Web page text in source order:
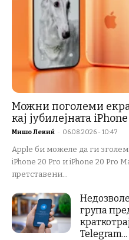
Можни поголеми
кај јубилејната iPhone
Мишо Лекиќ - 06.08.2026 - 10:47
Apple би можеле да ги
iPhone 20 Pro и iPhone 20 Pro
претставени...
група
Telegram...